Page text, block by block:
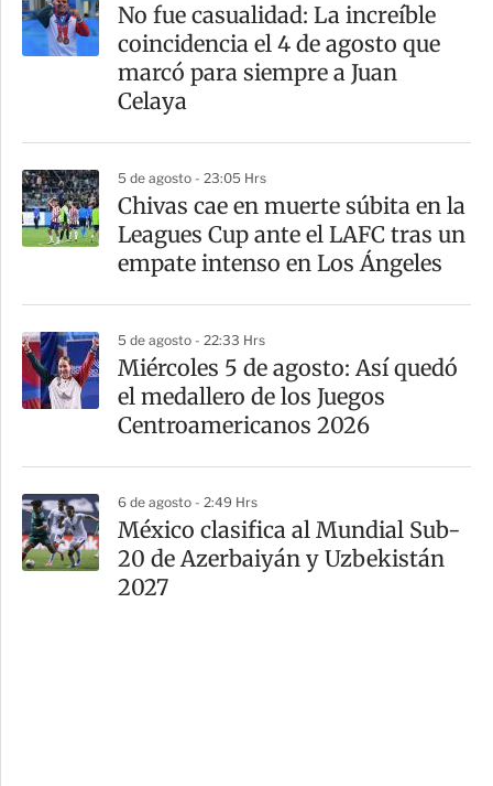
No fue casualidad: La increíble
coincidencia el 4 de agosto que
marcó para siempre a Juan
Celaya
5 de agosto - 23:05 Hrs
Chivas cae en muerte súbita en la
Leagues Cup ante el LAFC tras un
empate intenso en Los Ángeles
5 de agosto - 22:33 Hrs
Miércoles 5 de agosto: Así quedó
el medallero de los Juegos
Centroamericanos 2026
6 de agosto - 2:49 Hrs
México clasifica al Mundial Sub-
20 de Azerbaiyán y Uzbekistán
2027